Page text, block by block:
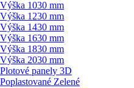
Výška 1030 mm
Výška 1230 mm
Výška 1430 mm
Výška 1630 mm
Výška 1830 mm
Výška 2030 mm
Plotové panely 3D
Poplastované Zelené